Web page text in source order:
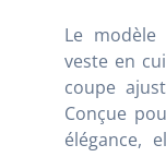
Le
veste en
coupe
Conçue
élégance,